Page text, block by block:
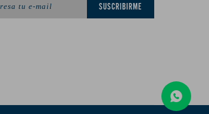
SUSCRIBIRME